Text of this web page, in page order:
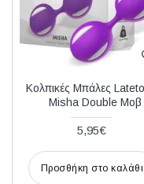
Κολπικές Μπάλες
Misha Double Μοβ
5,95€
Προσθήκη στο καλάθι